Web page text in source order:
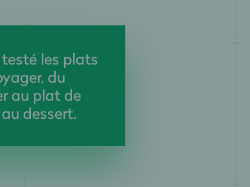
les plats
du
au plat de
dessert.